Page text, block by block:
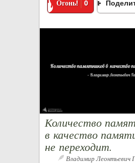
Огонь! 0
Количество
в качество
не переходит.
Владимир Леонтьевич